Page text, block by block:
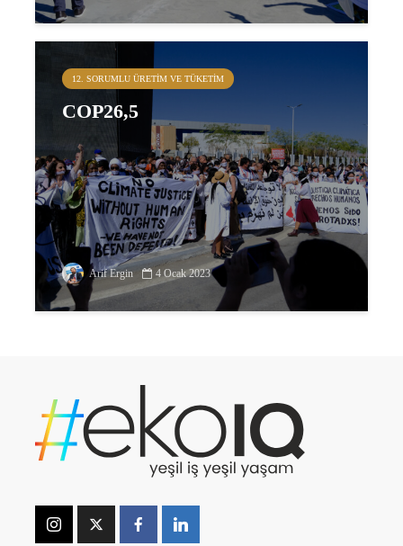
12. SORUMLU ÜRETIM VE TÜKETIM
COP26,5
Arif Ergin 4 Ocak 2023